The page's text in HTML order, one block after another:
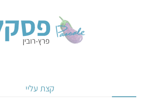
קצת עליי